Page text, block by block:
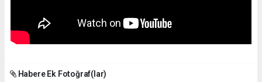
Habere Ek Fotoğraf(lar)